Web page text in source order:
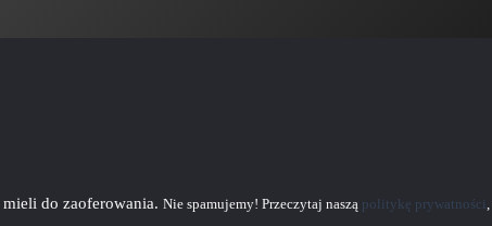
do zaoferowania. Nie spamujemy! Przeczytaj naszą politykę prywatności